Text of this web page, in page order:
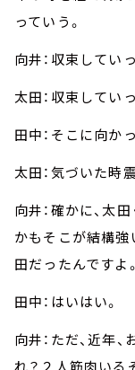
っていう。
向井：収束してい
太田：収束してい
田中：そこに向か
太田：気づいた時
向井：確かに、太
かもそこが結構
田だったんですよ。
田中：はいはい。
向井：ただ、近年
れ？２人筋肉いる